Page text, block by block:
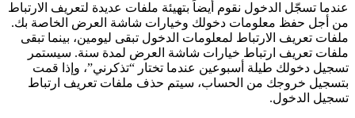
عندما تسجّل الدخول نقوم أيضاً بتهيئة ملفات عديدة لتعريف الارتباط
من أجل حفظ معلومات دخولك وخيارات شاشة العرض الخاصة بك.
ملفات تعريف الارتباط لمعلومات الدخول تبقى ليومين، بينما تبقى
ملفات تعريف ارتباط خيارات شاشة العرض لمدة سنة. سيستمر
تسجيل دخولك طيلة أسبوعين عندما تختار “تذكرني”، وإذا قمت
بتسجيل خروجك من الحساب، سيتم حذف ملفات تعريف ارتباط
تسجيل الدخول.